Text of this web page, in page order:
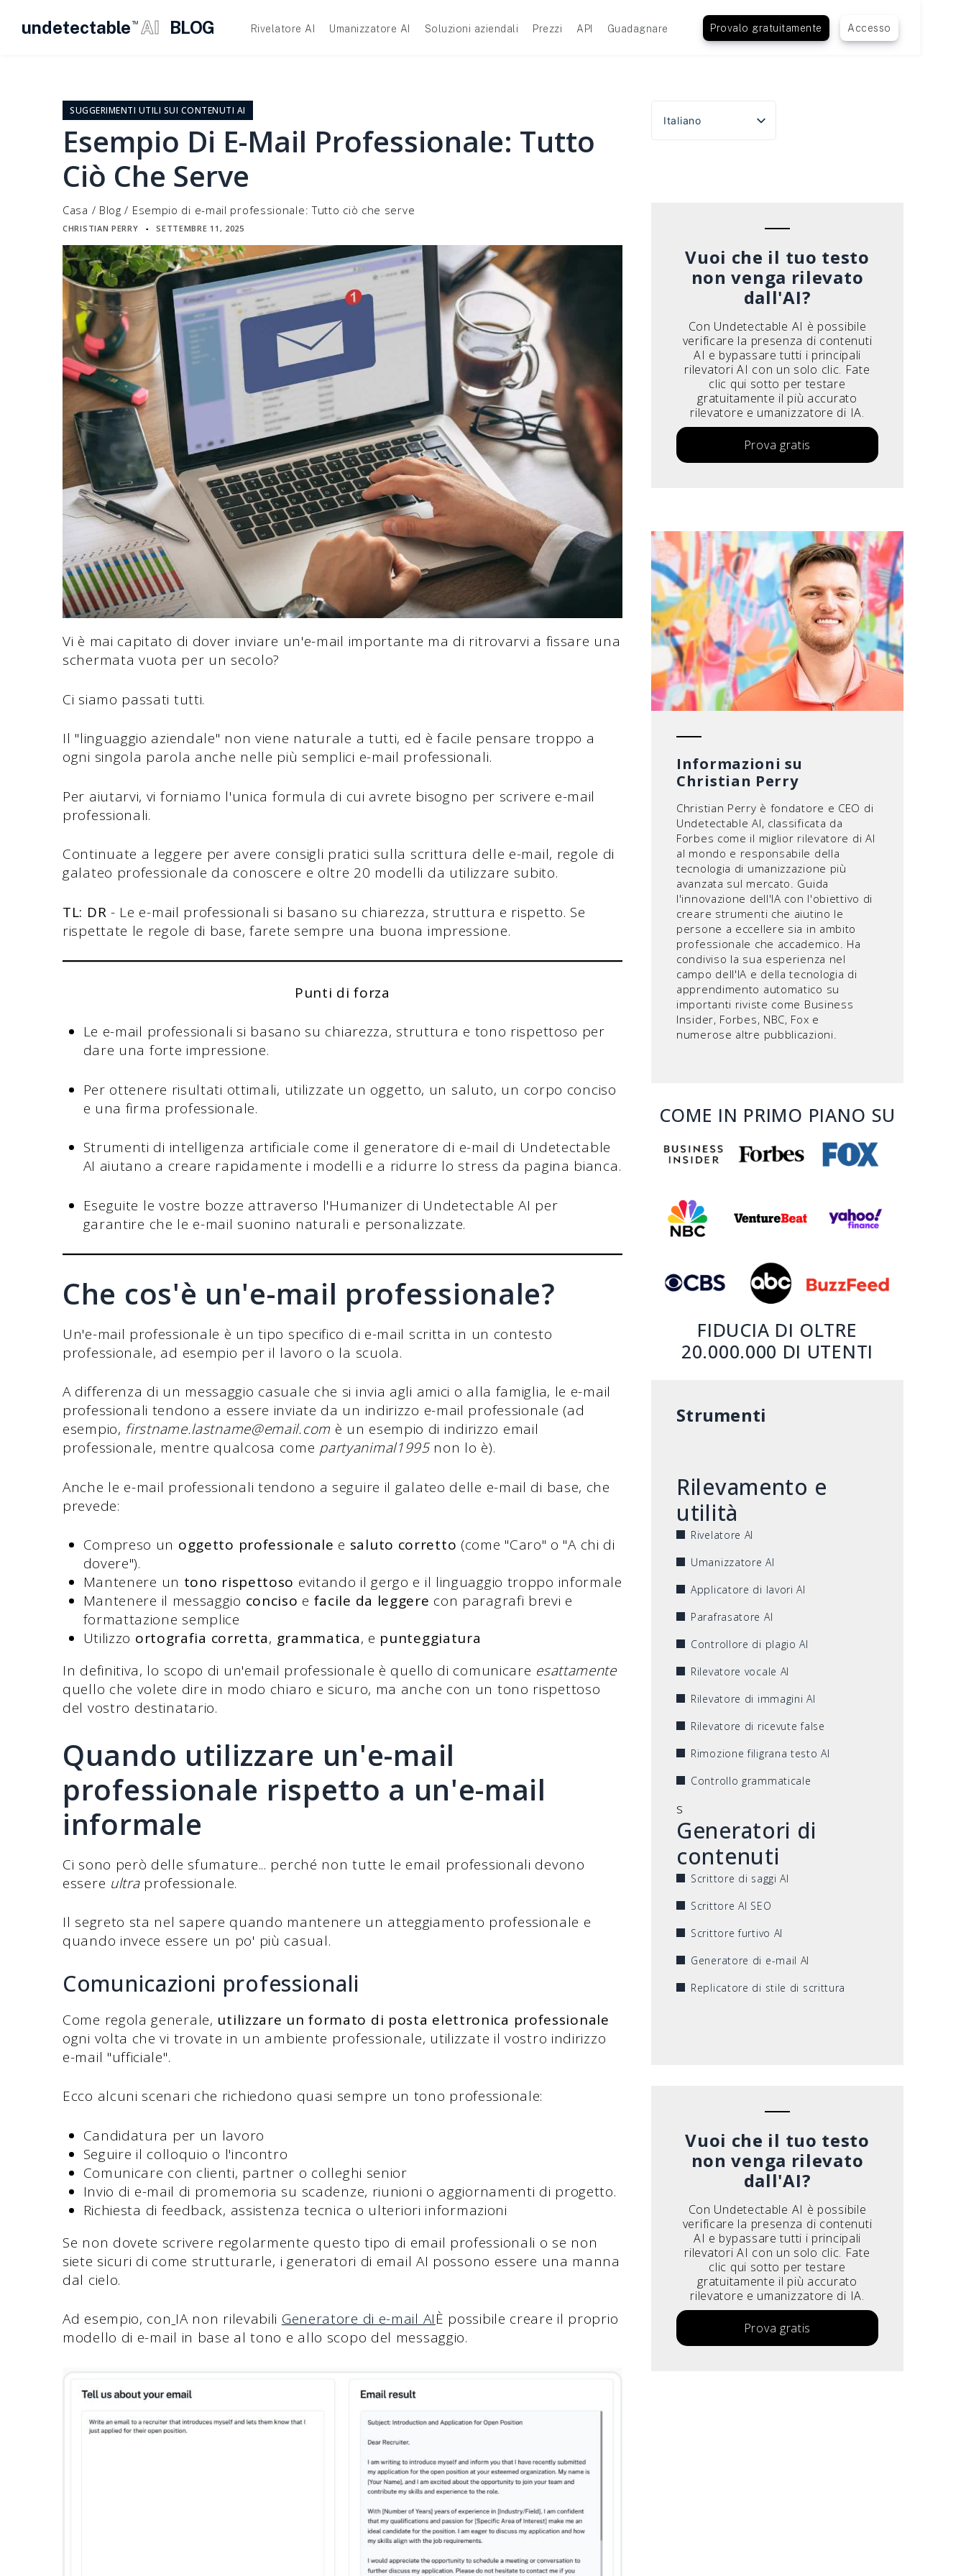
undetectable TM AI BLOG Rivelatore AI Umanizzatore AI Soluzioni aziendali Prezzi API Guadagnare Provalo gratuitamente Accesso
contenutoSUGGERIMENTI UTILI SUI CONTENUTI AI
Esempio Di E-Mail Professionale: Tutto
Ciò Che Serve
Casa / Blog / Esempio di e-mail professionale: Tutto ciò che serve
CHRISTIAN PERRY ▪ SETTEMBRE 11, 2025
Vi è mai capitato di dover inviare un'e-mail importante ma di ritrovarvi a fissare una
schermata vuota per un secolo?
Ci siamo passati tutti.
Il "linguaggio aziendale" non viene naturale a tutti, ed è facile pensare troppo a
ogni singola parola anche nelle più semplici e-mail professionali.
Per aiutarvi, vi forniamo l'unica formula di cui avrete bisogno per scrivere e-mail
professionali.
Continuate a leggere per avere consigli pratici sulla scrittura delle e-mail, regole di
galateo professionale da conoscere e oltre 20 modelli da utilizzare subito.
TL: DR - Le e-mail professionali si basano su chiarezza, struttura e rispetto. Se
rispettate le regole di base, farete sempre una buona impressione.
Punti di forza
Le e-mail professionali si basano su chiarezza, struttura e tono rispettoso per
dare una forte impressione.
Per ottenere risultati ottimali, utilizzate un oggetto, un saluto, un corpo conciso
e una firma professionale.
Strumenti di intelligenza artificiale come il generatore di e-mail di Undetectable
AI aiutano a creare rapidamente i modelli e a ridurre lo stress da pagina bianca.
Eseguite le vostre bozze attraverso l'Humanizer di Undetectable AI per
garantire che le e-mail suonino naturali e personalizzate.
Che cos'è un'e-mail professionale?
Un'e-mail professionale è un tipo specifico di e-mail scritta in un contesto
professionale, ad esempio per il lavoro o la scuola.
A differenza di un messaggio casuale che si invia agli amici o alla famiglia, le e-mail
professionali tendono a essere inviate da un indirizzo e-mail professionale (ad
esempio, firstname.lastname@email.com è un esempio di indirizzo email
professionale, mentre qualcosa come partyanimal1995non lo è).
Anche le e-mail professionali tendono a seguire il galateo delle e-mail di base, che
prevede:
Compreso un oggetto professionale e saluto corretto (come "Caro" o "A chi di
dovere").
Mantenere un tono rispettoso evitando il gergo e il linguaggio troppo informale
Mantenere il messaggio conciso e facile da leggere con paragrafi brevi e
formattazione semplice
Utilizzo ortografia corretta, grammatica, e punteggiatura
In definitiva, lo scopo di un'email professionale è quello di comunicare esattamente
quello che volete dire in modo chiaro e sicuro, ma anche con un tono rispettoso
del vostro destinatario.
Quando utilizzare un'e-mail
professionale rispetto a un'e-mail
informale
Ci sono però delle sfumature... perché non tutte le email professionali devono
essere ultra professionale.
Il segreto sta nel sapere quando mantenere un atteggiamento professionale e
quando invece essere un po' più casual.
Comunicazioni professionali
Come regola generale, utilizzare un formato di posta elettronica professionale
ogni volta che vi trovate in un ambiente professionale, utilizzate il vostro indirizzo
e-mail "ufficiale".
Ecco alcuni scenari che richiedono quasi sempre un tono professionale:
Candidatura per un lavoro
Seguire il colloquio o l'incontro
Comunicare con clienti, partner o colleghi senior
Invio di e-mail di promemoria su scadenze, riunioni o aggiornamenti di progetto.
Richiesta di feedback, assistenza tecnica o ulteriori informazioni
Se non dovete scrivere regolarmente questo tipo di email professionali o se non
siete sicuri di come strutturarle, i generatori di email AI possono essere una manna
dal cielo.
Ad esempio, con IA non rilevabili Generatore di e-mail AIÈ possibile creare il proprio
modello di e-mail in base al tono e allo scopo del messaggio.
Italiano
English
Vuoi che il tuo testo
non venga rilevato
dall'AI?
Con Undetectable AI è possibile
verificare la presenza di contenuti
AI e bypassare tutti i principali
rilevatori AI con un solo clic. Fate
clic qui sotto per testare
gratuitamente il più accurato
rilevatore e umanizzatore di IA.
Prova gratis
Informazioni su
Christian Perry
Christian Perry è fondatore e CEO di
Undetectable AI, classificata da
Forbes come il miglior rilevatore di AI
al mondo e responsabile della
tecnologia di umanizzazione più
avanzata sul mercato. Guida
l'innovazione dell'IA con l'obiettivo di
creare strumenti che aiutino le
persone a eccellere sia in ambito
professionale che accademico. Ha
condiviso la sua esperienza nel
campo dell'IA e della tecnologia di
apprendimento automatico su
importanti riviste come Business
Insider, Forbes, NBC, Fox e
numerose altre pubblicazioni.
COME IN PRIMO PIANO SU
FIDUCIA DI OLTRE
20.000.000 DI UTENTI
Strumenti
Rilevamento e
utilità
Rivelatore AI
Umanizzatore AI
Applicatore di lavori AI
Parafrasatore AI
Controllore di plagio AI
Rilevatore vocale AI
Rilevatore di immagini AI
Rilevatore di ricevute false
Rimozione filigrana testo AI
Controllo grammaticale
s
Generatori di
contenuti
Scrittore di saggi AI
Scrittore AI SEO
Scrittore furtivo AI
Generatore di e-mail AI
Replicatore di stile di scrittura
Vuoi che il tuo testo
non venga rilevato
dall'AI?
Con Undetectable AI è possibile
verificare la presenza di contenuti
AI e bypassare tutti i principali
rilevatori AI con un solo clic. Fate
clic qui sotto per testare
gratuitamente il più accurato
rilevatore e umanizzatore di IA.
Prova gratis